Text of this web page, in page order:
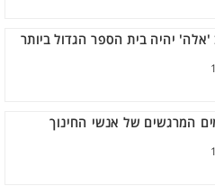
יהיה בית הספר הגדול ביותר
המרגשים של אנשי החינוך